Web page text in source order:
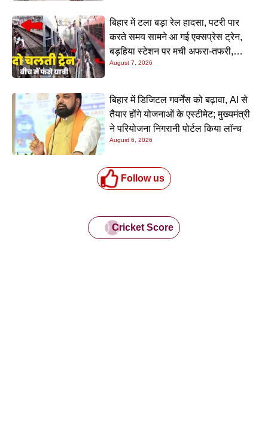
बिहार में टला बड़ा रेल हादसा, पटरी पार
करते समय सामने आ गई एक्सप्रेस ट्रेन,
बड़हिया स्टेशन पर मची अफरा-तफरी,
यात्रियों की लापरवाही आई सामने
August 7, 2026
बिहार में डिजिटल गवर्नेंस को बढ़ावा, AI से
तैयार होंगे योजनाओं के एस्टीमेट; मुख्यमंत्री
ने परियोजना निगरानी पोर्टल किया लॉन्च
August 6, 2026
Follow us
Cricket Score